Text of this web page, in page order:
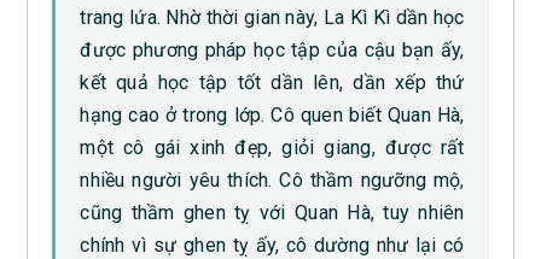
trang lứa. Nhờ thời gian này, La Kì Kì dần học
được phương pháp học tập của cậu bạn ấy,
kết quả học tập tốt dần lên, dần xếp thứ
hạng cao ở trong lớp. Cô quen biết Quan Hà,
một cô gái xinh đẹp, giỏi giang, được rất
nhiều người yêu thích. Cô thầm ngưỡng mộ,
cũng thầm ghen tỵ với Quan Hà, tuy nhiên
chính vì sự ghen tỵ ấy, cô dường như lại có